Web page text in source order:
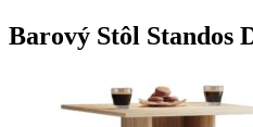
Barový Stôl Standos